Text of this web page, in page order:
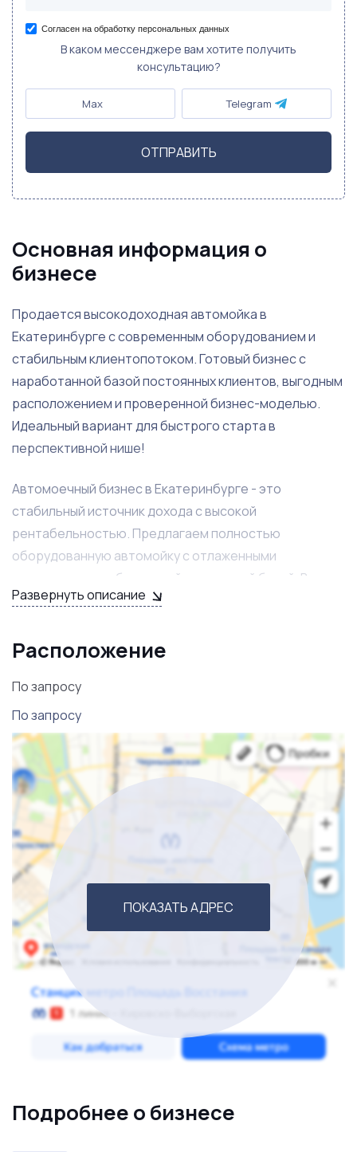
Согласен на обработку персональных данных
В каком мессенджере вам хотите получить
консультацию?
Max Telegram
ОТПРАВИТЬ
Основная информация о
бизнесе
Продается высокодоходная автомойка в
Екатеринбурге с современным оборудованием и
стабильным клиентопотоком. Готовый бизнес с
наработанной базой постоянных клиентов, выгодным
расположением и проверенной бизнес-моделью.
Идеальный вариант для быстрого старта в
перспективной нише!
Автомоечный бизнес в Екатеринбурге - это
стабильный источник дохода с высокой
рентабельностью. Предлагаем полностью
оборудованную автомойку с отлаженными
процессами и работающей клиентской базой. Вам не
придется тратить время и средства на запуск -
Мгновенный старт - бизнес сразу приносит доход
Готовая инфраструктура
- современное
оборудование и помещения
Проверенные поставщики
- налаженные каналы
снабжения
Обученный персонал
- не нужно тратить время на
подбор кадров
Стабильный спрос- услуги автомойки
востребованы круглый год
Автомойка расположена в
престижном
районеЕкатеринбурга с высокой проходимостью,
рядом с крупными бизнес-центрами и жилыми
комплексами. Площадь территории -200 кв.м.
Развернуть описание
Расположение
По запросу
По запросу
ПОКАЗАТЬ АДРЕС
Подробнее о бизнесе